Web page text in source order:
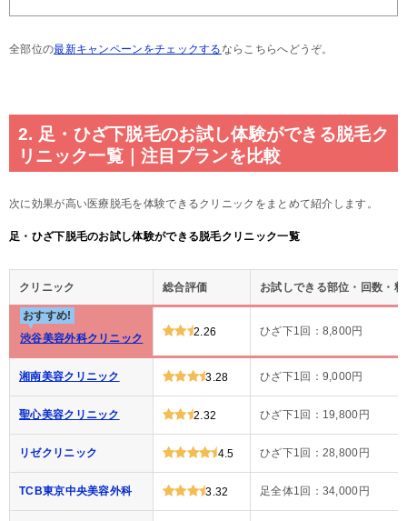
全部位の最新キャンペーンをチェックする ならこちらへどうぞ。
2. 足・ひざ下脱毛のお試し体験ができる脱毛ク
リニック一覧｜注目プランを比較
次に効果が高い医療脱毛を体験できるクリニックをまとめて紹介します。
足・ひざ下脱毛のお試し体験ができる脱毛クリニック一覧
クリニック 総合評価 お試しできる部位・回数・
おすすめ!
渋谷美容外科クリニック
2.26 ひざ下1回：8,800円
湘南美容クリニック 3.28 ひざ下1回：9,000円
聖心美容クリニック 2.32 ひざ下1回：19,800円
リゼクリニック 4.5 ひざ下1回：28,800円
TCB東京中央美容外科 3.32 足全体1回：34,000円